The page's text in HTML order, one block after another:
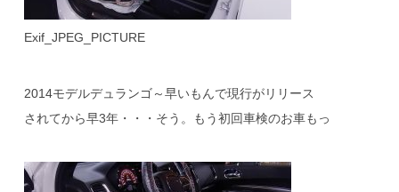
Exif_JPEG_PICTURE
2014モデルデュランゴ～早いもんで現行がリリース
されてから早3年・・・そう。もう初回車検のお車もっ